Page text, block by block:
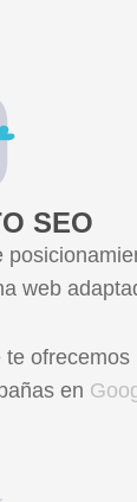
SEO
web
en